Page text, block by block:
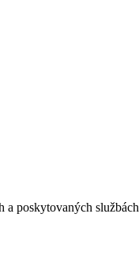
a poskytovaných službách